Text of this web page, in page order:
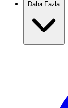
Daha Fazla